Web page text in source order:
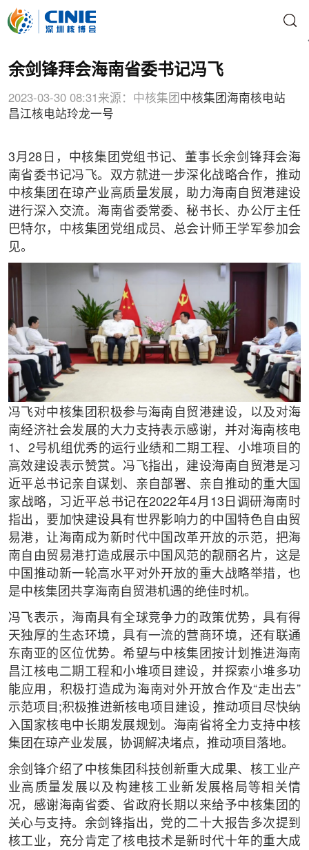
余剑锋拜会海南省委书记冯飞
2023-03-30 08:31 来源：中核集团 中核集团 海南核电站
昌江核电站玲龙一号
3月28日，中核集团党组书记、董事长余剑锋拜会海
南省委书记冯飞。双方就进一步深化战略合作，推动
中核集团在琼产业高质量发展，助力海南自贸港建设
进行深入交流。海南省委常委、秘书长、办公厅主任
巴特尔，中核集团党组成员、总会计师王学军参加会
见。
冯飞对中核集团积极参与海南自贸港建设，以及对海
南经济社会发展的大力支持表示感谢，并对海南核电
1、2号机组优秀的运行业绩和二期工程、小堆项目的
高效建设表示赞赏。冯飞指出，建设海南自贸港是习
近平总书记亲自谋划、亲自部署、亲自推动的重大国
家战略，习近平总书记在2022年4月13日调研海南时
指出，要加快建设具有世界影响力的中国特色自由贸
易港，让海南成为新时代中国改革开放的示范，把海
南自由贸易港打造成展示中国风范的靓丽名片，这是
中国推动新一轮高水平对外开放的重大战略举措，也
是中核集团共享海南自贸港机遇的绝佳时机。
冯飞表示，海南具有全球竞争力的政策优势，具有得
天独厚的生态环境，具有一流的营商环境，还有联通
东南亚的区位优势。希望与中核集团按计划推进海南
昌江核电二期工程和小堆项目建设，并探索小堆多功
能应用，积极打造成为海南对外开放合作及“走出去”
示范项目;积极推进新核电项目建设，推动项目尽快纳
入国家核电中长期发展规划。海南省将全力支持中核
集团在琼产业发展，协调解决堵点，推动项目落地。
余剑锋介绍了中核集团科技创新重大成果、核工业产
业高质量发展以及构建核工业新发展格局等相关情
况，感谢海南省委、省政府长期以来给予中核集团的
关心与支持。余剑锋指出，党的二十大报告多次提到
核工业，充分肯定了核电技术是新时代十年的重大成